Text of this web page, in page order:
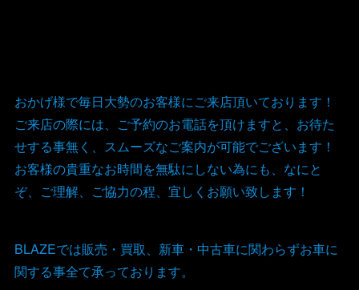
おかげ様で毎日大勢のお客様にご来店頂いております！
ご来店の際には、ご予約のお電話を頂けますと、お待た
せする事無く、スムーズなご案内が可能でございます！
お客様の貴重なお時間を無駄にしない為にも、なにと
ぞ、ご理解、ご協力の程、宜しくお願い致します！
BLAZEでは販売・買取、新車・中古車に関わらずお車に
関する事全て承っております。